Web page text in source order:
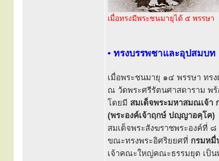
เมื่อทรงมีพระชนมายุได้ ๕ พรรษา
• ทรงบรรพชาและอุปสมบท
เมื่อพระชนมายุ ๑๔ พรรษา ทร
ณ วัดพระศรีรัตนศาสดาราม พ
โดยมี สมเด็จพระมหาสมณเจ้า
(พระองค์เจ้าฤกษ์ ปญฺญาอคฺโค)
สมเด็จพระสังฆราชพระองค์ที่
ขณะทรงพระอิศริยยศที่ กรมหมื่
เจ้าคณะใหญ่คณะธรรมยุต เป็